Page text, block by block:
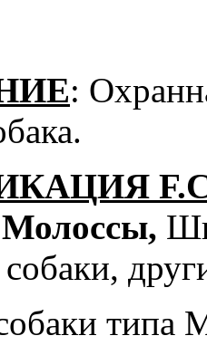
:
F.
Молоссы,
типа